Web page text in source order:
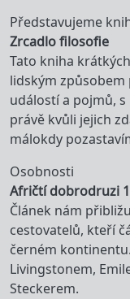
Představujeme
Zrcadlo filosofie
Tato kniha
lidským
událostí a pojmů,
právě kvůli jejich
málokdy
Osobnosti
Afričtí dobrodruzi
Článek nám
cestovatelů, kteří
černém
Livingstonem,
Steckerem.